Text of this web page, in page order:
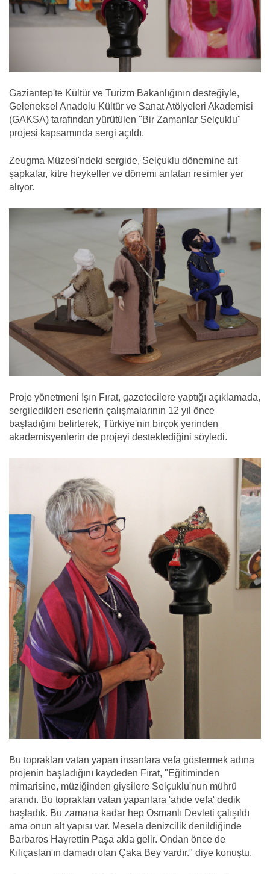
Gaziantep'te Kültür ve Turizm Bakanlığının desteğiyle,
Geleneksel Anadolu Kültür ve Sanat Atölyeleri Akademisi
(GAKSA) tarafından yürütülen "Bir Zamanlar Selçuklu"
projesi kapsamında sergi açıldı.
Zeugma Müzesi'ndeki sergide, Selçuklu dönemine ait
şapkalar, kitre heykeller ve dönemi anlatan resimler yer
alıyor.
Proje yönetmeni Işın Fırat, gazetecilere yaptığı açıklamada,
sergiledikleri eserlerin çalışmalarının 12 yıl önce
başladığını belirterek, Türkiye'nin birçok yerinden
akademisyenlerin de projeyi desteklediğini söyledi.
Bu toprakları vatan yapan insanlara vefa göstermek adına
projenin başladığını kaydeden Fırat, "Eğitiminden
mimarisine, müziğinden giysilere Selçuklu'nun mührü
arandı. Bu toprakları vatan yapanlara 'ahde vefa' dedik
başladık. Bu zamana kadar hep Osmanlı Devleti çalışıldı
ama onun alt yapısı var. Mesela denizcilik denildiğinde
Barbaros Hayrettin Paşa akla gelir. Ondan önce de
Kılıçaslan'ın damadı olan Çaka Bey vardır." diye konuştu.